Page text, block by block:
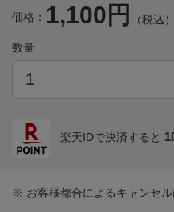
価格： 1,100円 （税込）
数量
楽天IDで決済すると
※ お客様都合によるキャンセル